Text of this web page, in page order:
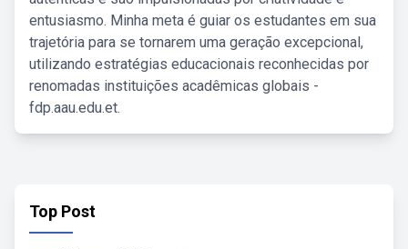
entusiasmo. Minha meta é guiar os estudantes em sua
trajetória para se tornarem uma geração excepcional,
utilizando estratégias educacionais reconhecidas por
renomadas instituições acadêmicas globais -
fdp.aau.edu.et.
Top Post